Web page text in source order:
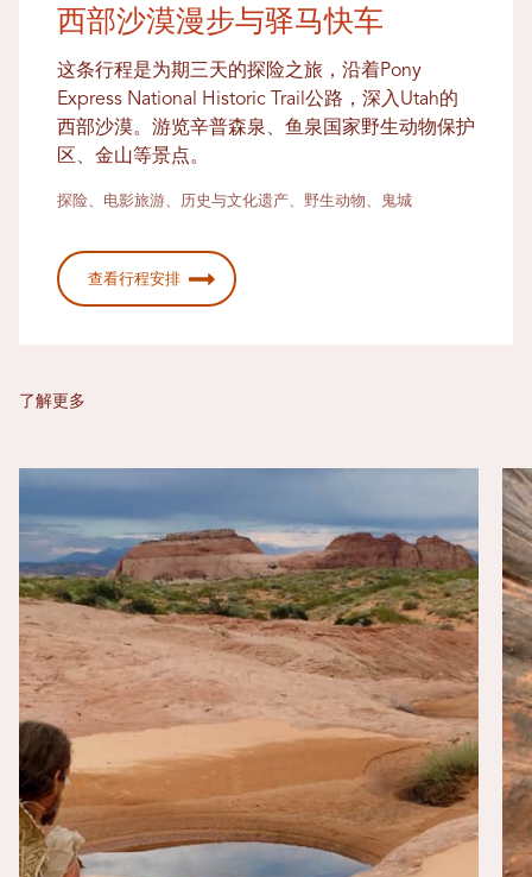
西部沙漠漫步与驿马快车
这条行程是为期三天的探险之旅，沿着Pony
Express National Historic Trail公路，深入Utah的
西部沙漠。游览辛普森泉、鱼泉国家野生动物保护
区、金山等景点。
探险、电影旅游、历史与文化遗产、野生动物、鬼城
查看行程安排
了解更多